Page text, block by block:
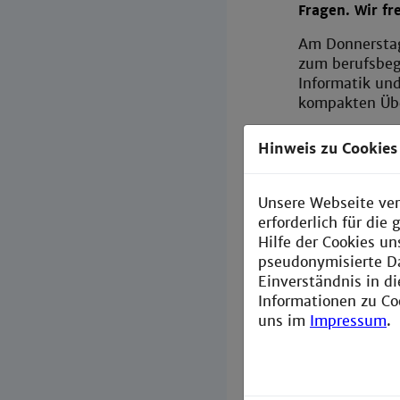
Fragen. Wir
Am
zum
Informatik
kompakten
Neben dem
wöchigen
Im
Unsere
Natur- und
Termin:
Hinweis zu Cookies
Unsere Webseite
erforderlich für die
Hilfe der Cookies
pseudonymisierte
Einverständnis in
Informationen zu
uns im Impressum.